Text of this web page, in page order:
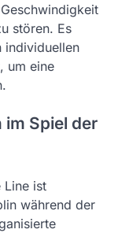
stören. Es
individuellen
um eine
Spiel der
Line ist
während der